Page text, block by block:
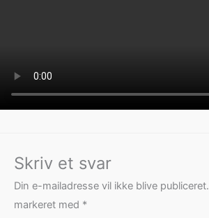
Skriv et svar
Din e-mailadresse vil ikke blive publiceret.
markeret med *